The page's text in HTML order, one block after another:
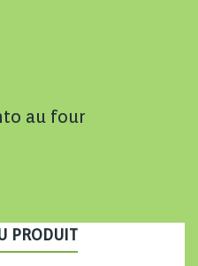
au four
PRODUIT